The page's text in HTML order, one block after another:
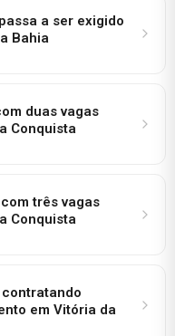
a ser exigido
Bahia
duas vagas
Conquista
três vagas
Conquista
em Vitória da